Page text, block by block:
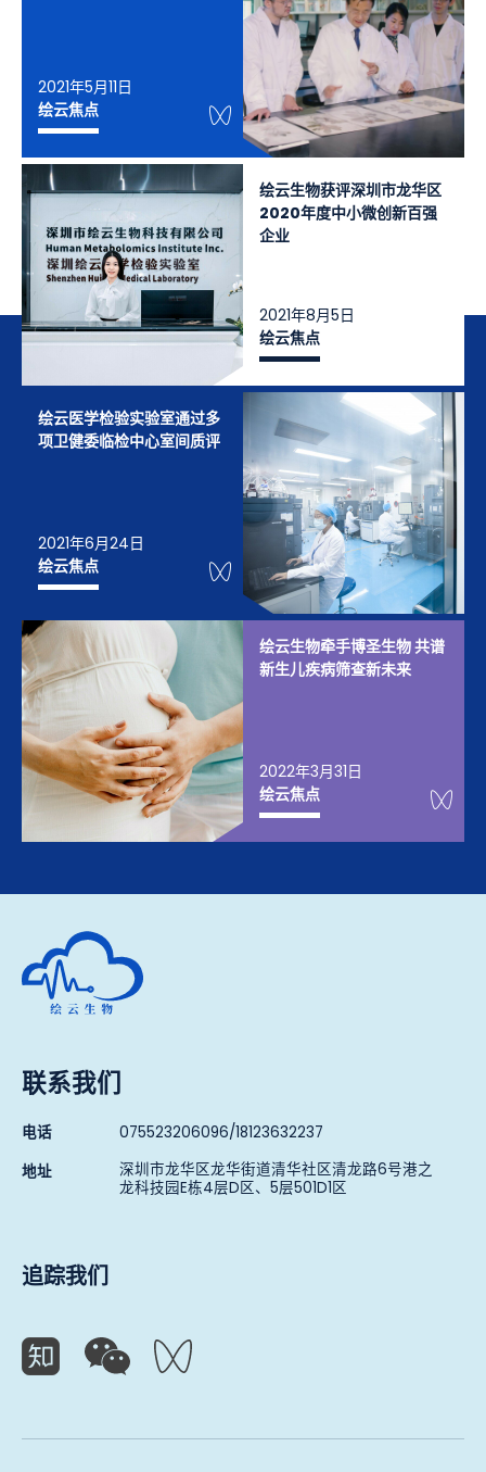
绘云焦点
2021年5月11日
WeChat Knowledge
绘云生物获评深圳市龙华区
2020年度中小微创新百强
企业
绘云焦点
2021年8月5日
绘云医学检验实验室通过多
项卫健委临检中心室间质评
绘云焦点
2021年6月24日
WeChat Knowledge
绘云生物牵手博圣生物 共谱
新生儿疾病筛查新未来
绘云焦点
2022年3月31日
深圳市绘云生物科技有限公司
联系我们
电话 075523206096/18123632237
地址 深圳市龙华区龙华街道清华社区清龙路6号港之
龙科技园E栋4层D区、5层501D1区
追踪我们